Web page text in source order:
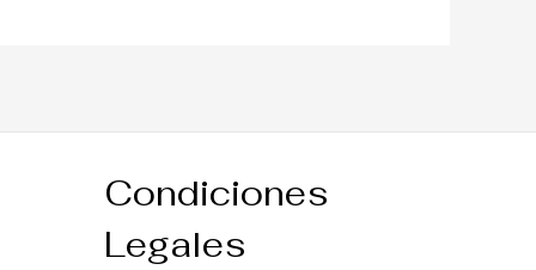
Condiciones
Legales